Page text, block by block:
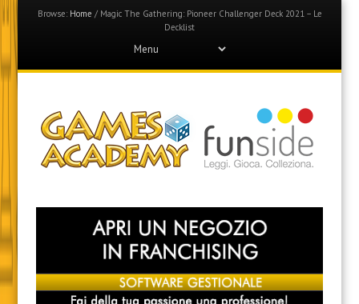
Browse: Home / Magic The Gathering: Pioneer Challenger Deck 2021 – Le
Decklist
content
Games Academy